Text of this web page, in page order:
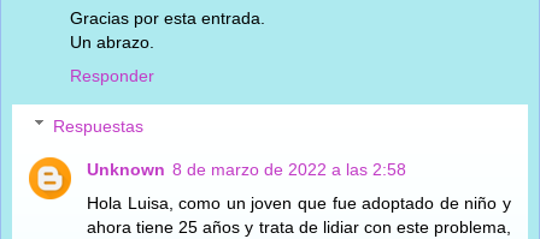
Gracias por esta entrada.
Un abrazo.
Responder
Respuestas
Unknown 8 de marzo de 2022 a las 2:58
Hola Luisa, como un joven que fue adoptado de niño y
ahora tiene 25 años y trata de lidiar con este problema,